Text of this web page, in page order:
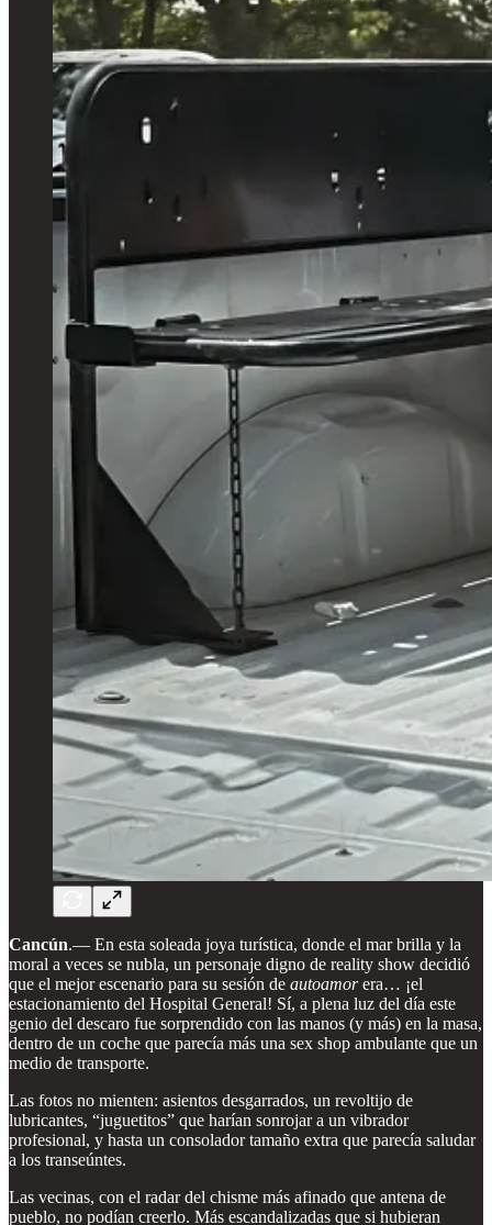
Cancún.— En esta soleada joya turística, donde el mar brilla y la
moral a veces se nubla, un personaje digno de reality show decidió
que el mejor escenario para su sesión de autoamorera… ¡el
estacionamiento del Hospital General! Sí, a plena luz del día este
genio del descaro fue sorprendido con las manos (y más) en la masa,
dentro de un coche que parecía más una sex shop ambulante que un
medio de transporte.
Las fotos no mienten: asientos desgarrados, un revoltijo de
lubricantes, “juguetitos” que harían sonrojar a un vibrador
profesional, y hasta un consolador tamaño extra que parecía saludar
a los transeúntes.
Las vecinas, con el radar del chisme más afinado que antena de
pueblo, no podían creerlo. Más escandalizadas que si hubieran